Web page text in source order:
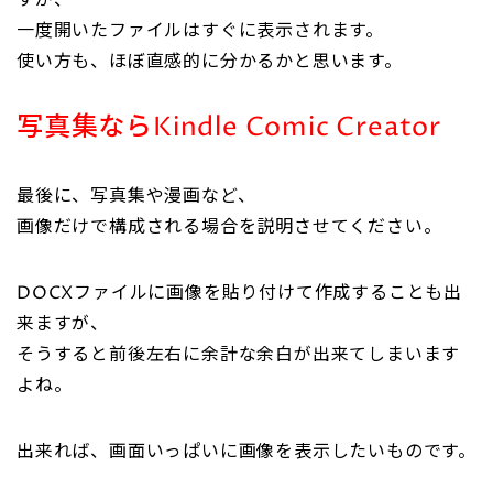
一度開いたファイルはすぐに表示されます。
使い方も、ほぼ直感的に分かるかと思います。
写真集ならKindle Comic Creator
最後に、写真集や漫画など、
画像だけで構成される場合を説明させてください。
DOCXファイルに画像を貼り付けて作成することも出
来ますが、
そうすると前後左右に余計な余白が出来てしまいます
よね。
出来れば、画面いっぱいに画像を表示したいものです。